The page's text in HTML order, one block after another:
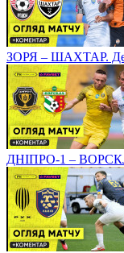
ЗОРЯ – ШАХТАР.
ДНІПРО-1 –